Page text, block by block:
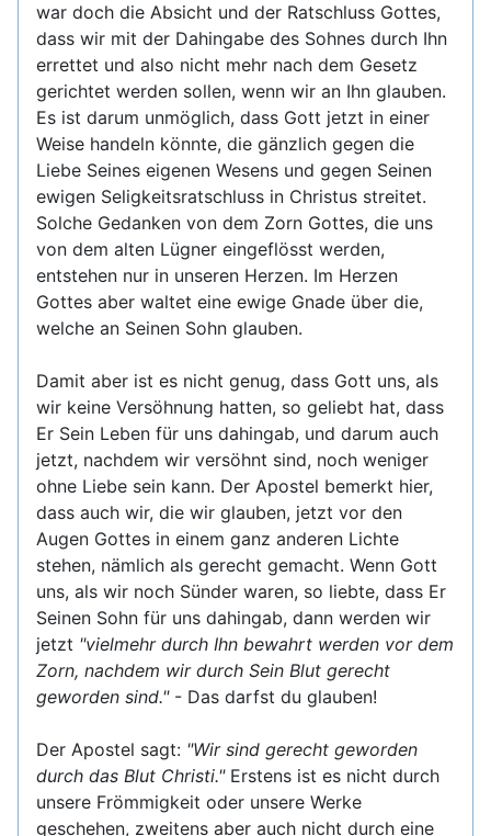
war doch die Absicht und der Ratschluss Gottes,
dass wir mit der Dahingabe des Sohnes durch Ihn
errettet und also nicht mehr nach dem Gesetz
gerichtet werden sollen, wenn wir an Ihn glauben.
Es ist darum unmöglich, dass Gott jetzt in einer
Weise handeln könnte, die gänzlich gegen die
Liebe Seines eigenen Wesens und gegen Seinen
ewigen Seligkeitsratschluss in Christus streitet.
Solche Gedanken von dem Zorn Gottes, die uns
von dem alten Lügner eingeflösst werden,
entstehen nur in unseren Herzen. Im Herzen
Gottes aber waltet eine ewige Gnade über die,
welche an Seinen Sohn glauben.
Damit aber ist es nicht genug, dass Gott uns, als
wir keine Versöhnung hatten, so geliebt hat, dass
Er Sein Leben für uns dahingab, und darum auch
jetzt, nachdem wir versöhnt sind, noch weniger
ohne Liebe sein kann. Der Apostel bemerkt hier,
dass auch wir, die wir glauben, jetzt vor den
Augen Gottes in einem ganz anderen Lichte
stehen, nämlich als gerecht gemacht. Wenn Gott
uns, als wir noch Sünder waren, so liebte, dass Er
Seinen Sohn für uns dahingab, dann werden wir
jetzt "vielmehr durch Ihn bewahrt werden vor dem
Zorn, nachdem wir durch Sein Blut gerecht
geworden sind."- Das darfst du glauben!
Der Apostel sagt: "Wir sind gerecht geworden
durch das Blut Christi."Erstens ist es nicht durch
unsere Frömmigkeit oder unsere Werke
geschehen, zweitens aber auch nicht durch eine